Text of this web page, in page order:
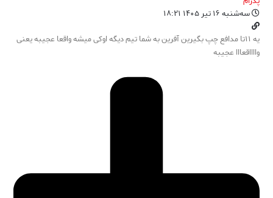
سه‌شنبه ۱۶ تیر ۱۴۰۵ ۱۸:۲۱
یه ۱۱تا مدافع چپ بگیرین آفرین به شما تیم دیگه اوکی میشه واقعا عجیبه یعنی
وااااقعااا عجیبه